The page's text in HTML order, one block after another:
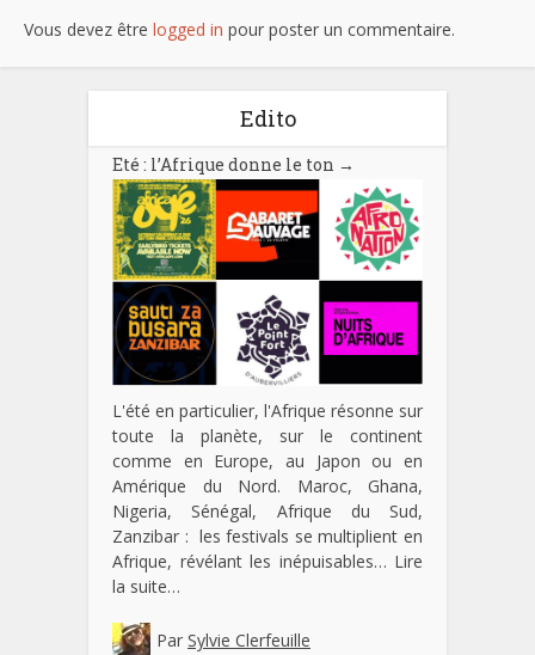
Vous devez être logged in pour poster un commentaire.
Edito
Eté : l’Afrique donne le ton →
L'été en particulier, l'Afrique résonne sur
toute la planète, sur le continent
comme en Europe, au Japon ou en
Amérique du Nord. Maroc, Ghana,
Nigeria, Sénégal, Afrique du Sud,
Zanzibar : les festivals se multiplient en
Afrique, révélant les inépuisables… Lire
la suite…
Par Sylvie Clerfeuille